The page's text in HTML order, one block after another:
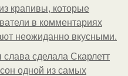
крапивы, которые
в комментариях
неожиданно вкусными.
слава сделала Скарлетт
одной из самых